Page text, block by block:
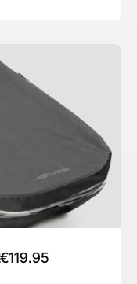
€119.95